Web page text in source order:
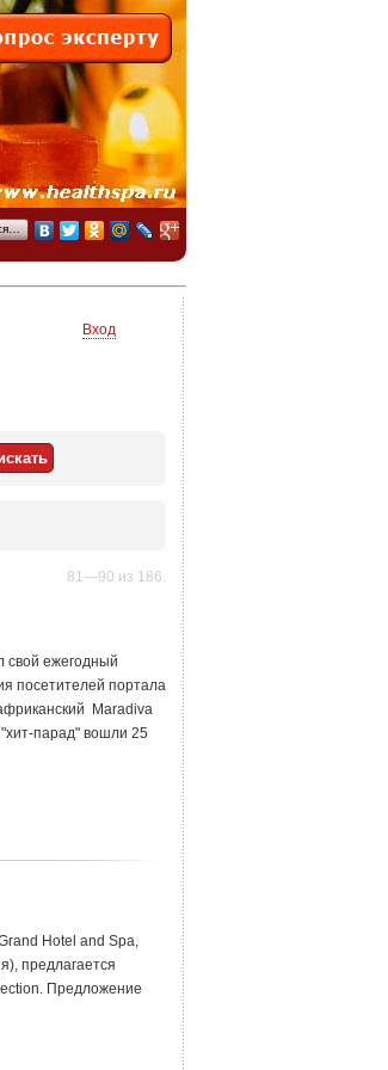
Вход
81—90 из 186.
свой ежегодный
посетителей портала
Maradiva
парад" вошли 25
Hotel and Spa,
предлагается
Предложение